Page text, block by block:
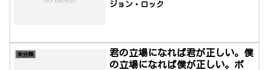
ジョン・ロック
未分類
君の立場になれば君が正しい。僕
の立場になれば僕が正しい。ボ